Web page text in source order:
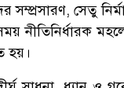
সম্প্রসারণ, সেতু
নীতিনির্ধারক
হয়।